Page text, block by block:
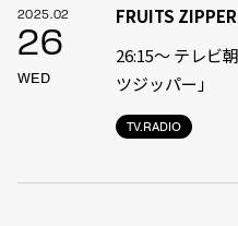
2025.02
26
WED
TV.RADIO
FRUITS ZIPPER
26:15～ テレビ
ツジッパー」